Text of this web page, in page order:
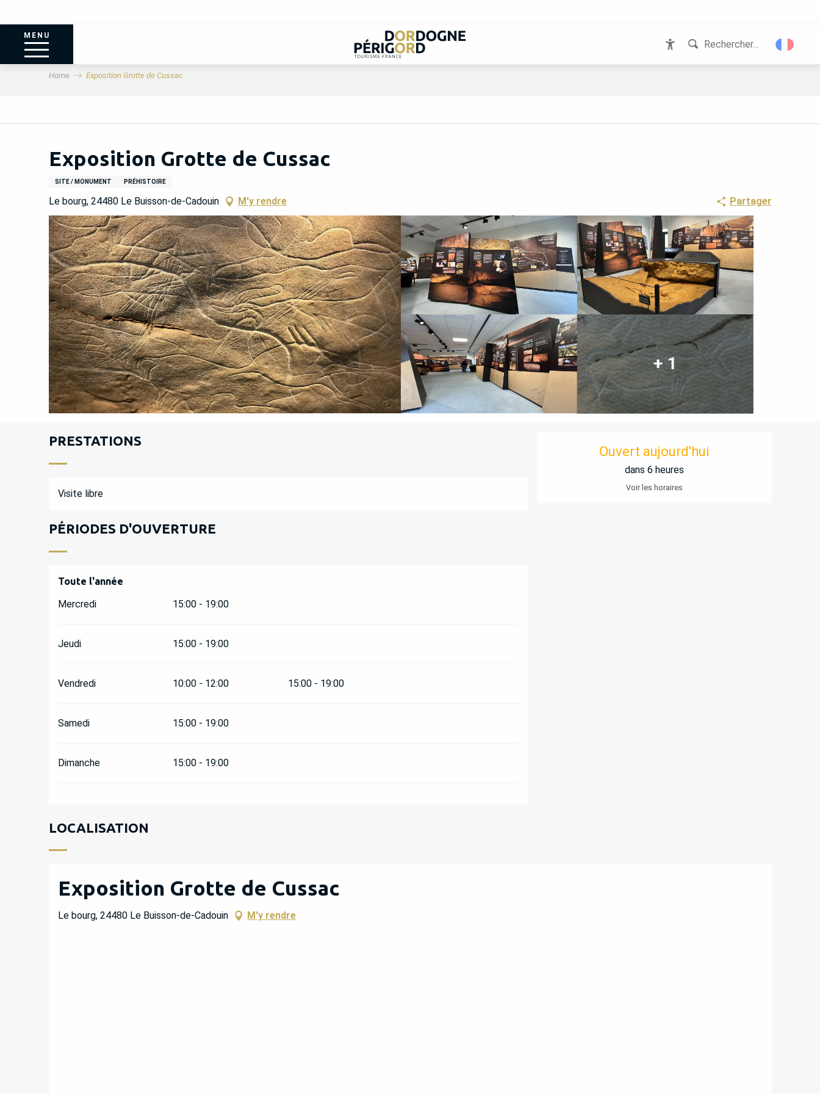
MENU
Rechercher...
Home Exposition Grotte de Cussac
Exposition Grotte de Cussac
SITE / MONUMENT PRÉHISTOIRE
Le bourg, 24480 Le Buisson-de-Cadouin M'y rendre Partager
+ 1
OUVERTURE ET
Ouvert aujourd'hui
dans 6 heures
Voir les horaires
PRESTATIONS
Visite libre
PÉRIODES D'OUVERTURE
Toute l'année
Toute l'année
Mercredi 15:00 - 19:00
Jeudi 15:00 - 19:00
Vendredi 10:00 - 12:00 15:00 - 19:00
Samedi 15:00 - 19:00
Dimanche 15:00 - 19:00
LOCALISATION
Exposition Grotte de Cussac
Le bourg, 24480 Le Buisson-de-Cadouin M'y rendre